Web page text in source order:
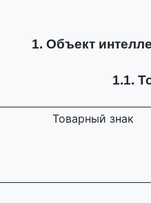
1. Объект
1.1.
Товарный знак